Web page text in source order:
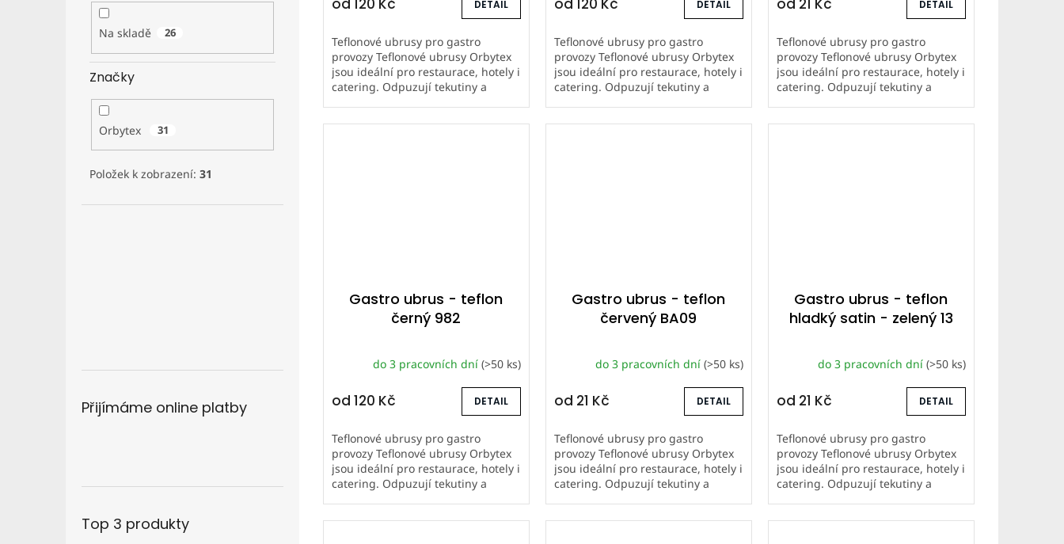
Na skladě 26
Značky
Orbytex 31
Položek k zobrazení: 31
Přijímáme online platby
Top 3 produkty
od 120 Kč DETAIL
Teflonové ubrusy pro gastro
provozy Teflonové ubrusy Orbytex
jsou ideální pro restaurace, hotely i
catering. Odpuzují tekutiny a
od 120 Kč DETAIL
Teflonové ubrusy pro gastro
provozy Teflonové ubrusy Orbytex
jsou ideální pro restaurace, hotely i
catering. Odpuzují tekutiny a
od 21 Kč DETAIL
Teflonové ubrusy pro gastro
provozy Teflonové ubrusy Orbytex
jsou ideální pro restaurace, hotely i
catering. Odpuzují tekutiny a
Gastro ubrus - teflon
černý 982
do 3 pracovních dní (>50 ks)
od 120 Kč DETAIL
Teflonové ubrusy pro gastro
provozy Teflonové ubrusy Orbytex
jsou ideální pro restaurace, hotely i
catering. Odpuzují tekutiny a
Gastro ubrus - teflon
červený BA09
do 3 pracovních dní (>50 ks)
od 21 Kč DETAIL
Teflonové ubrusy pro gastro
provozy Teflonové ubrusy Orbytex
jsou ideální pro restaurace, hotely i
catering. Odpuzují tekutiny a
Gastro ubrus - teflon
hladký satin - zelený 13
do 3 pracovních dní (>50 ks)
od 21 Kč DETAIL
Teflonové ubrusy pro gastro
provozy Teflonové ubrusy Orbytex
jsou ideální pro restaurace, hotely i
catering. Odpuzují tekutiny a